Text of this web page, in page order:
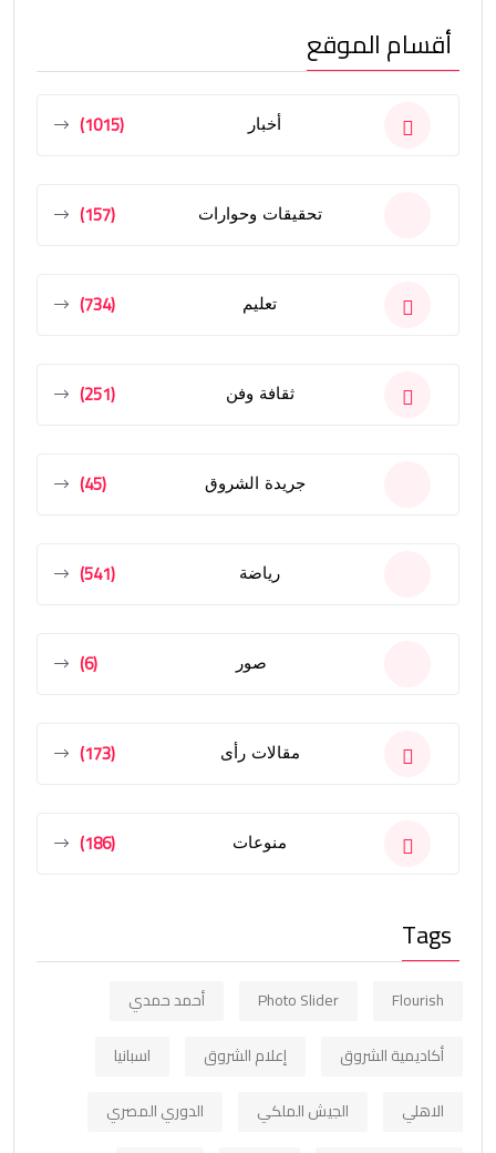
أقسام الموقع
أخبار (1015)
تحقيقات وحوارات (157)
تعليم (734)
ثقافة وفن (251)
جريدة الشروق (45)
رياضة (541)
صور (6)
مقالات رأى (173)
منوعات (186)
Tags
Flourish
Photo Slider
أحمد حمدي
أكاديمية الشروق
إعلام الشروق
اسبانيا
الاهلي
الجيش الملكي
الدوري المصري